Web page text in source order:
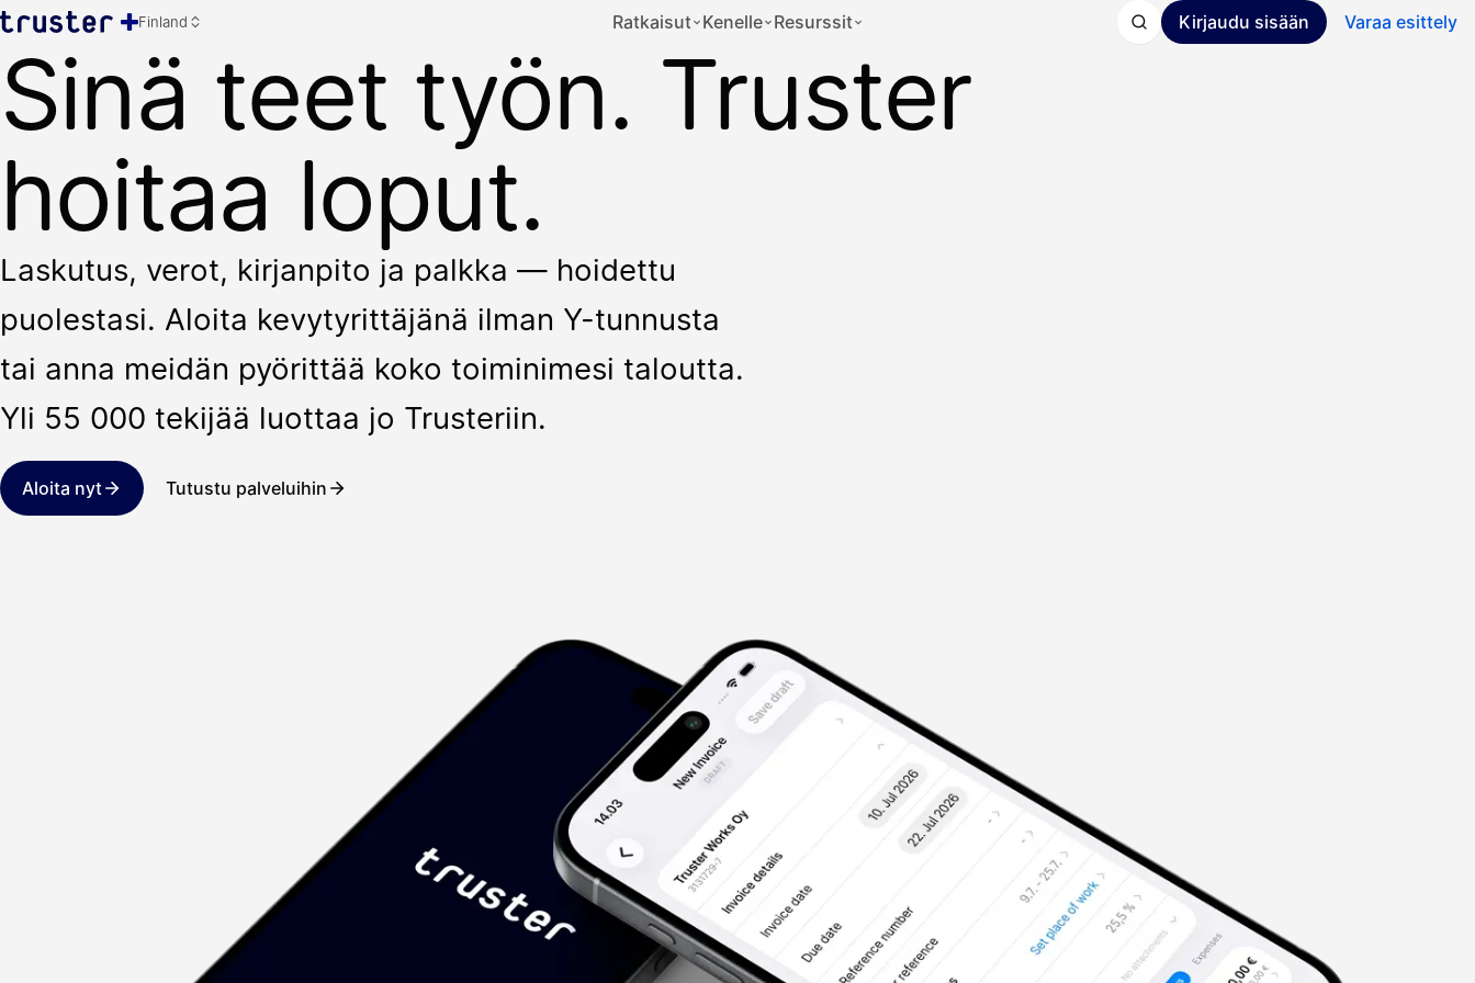
Finland Ratkaisut Kenelle Resurssit Kirjaudu sisään Varaa esittely
Sinä teet työn. Truster
hoitaa loput.
Laskutus, verot, kirjanpito ja palkka — hoidettu
puolestasi. Aloita kevytyrittäjänä ilman Y-tunnusta
tai anna meidän pyörittää koko toiminimesi taloutta.
Yli 55 000 tekijää luottaa jo Trusteriin.
Aloita nyt Tutustu palveluihin